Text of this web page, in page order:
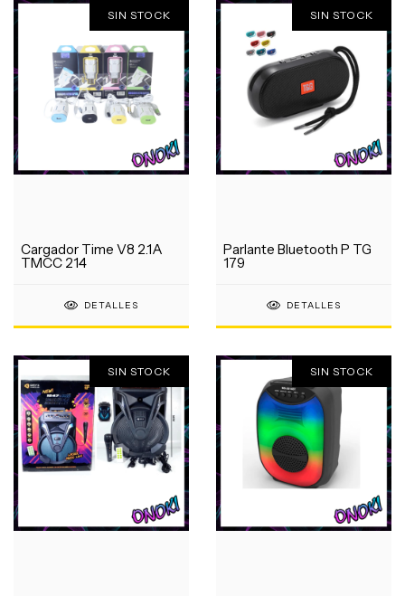
SIN STOCK
Cargador Time V8 2.1A
TMCC 214
DETALLES
SIN STOCK
Parlante Bluetooth P TG
179
DETALLES
SIN STOCK SIN STOCK